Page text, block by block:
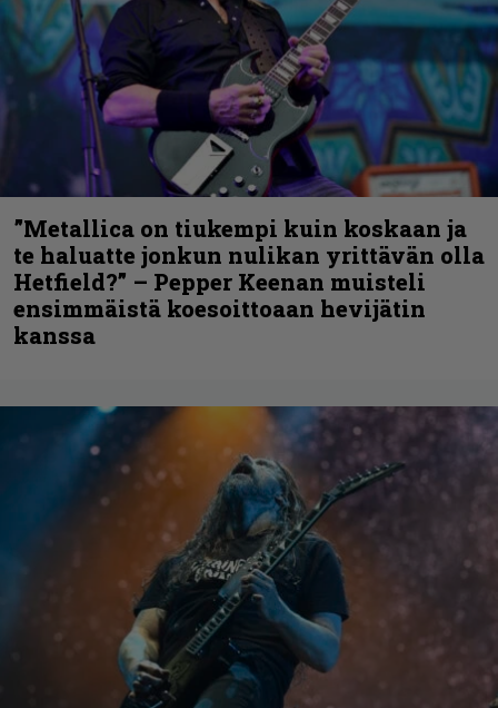
”Metallica on tiukempi kuin koskaan ja
te haluatte jonkun nulikan yrittävän olla
Hetfield?” – Pepper Keenan muisteli
ensimmäistä koesoittoaan hevijätin
kanssa